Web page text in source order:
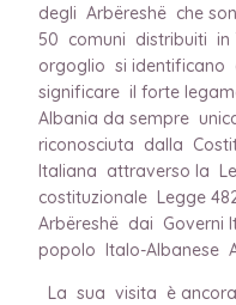
degli Arbëreshë che
50 comuni distribuiti in
orgoglio si identificano
significare il forte
Albania da sempre
riconosciuta dalla
Italiana attraverso la
costituzionale Legge
Arbëreshë dai Governi
popolo Italo-Albanese
La sua visita è